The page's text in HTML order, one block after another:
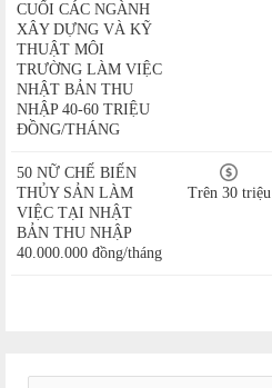
CUỐI CÁC NGÀNH
XÂY DỰNG VÀ KỸ
THUẬT MÔI
TRƯỜNG LÀM VIỆC
NHẬT BẢN THU
NHẬP 40-60 TRIỆU
ĐỒNG/THÁNG
50 NỮ CHẾ BIẾN
THỦY SẢN LÀM
VIỆC TẠI NHẬT
BẢN THU NHẬP
40.000.000 đồng/tháng
Trên 30 triệu